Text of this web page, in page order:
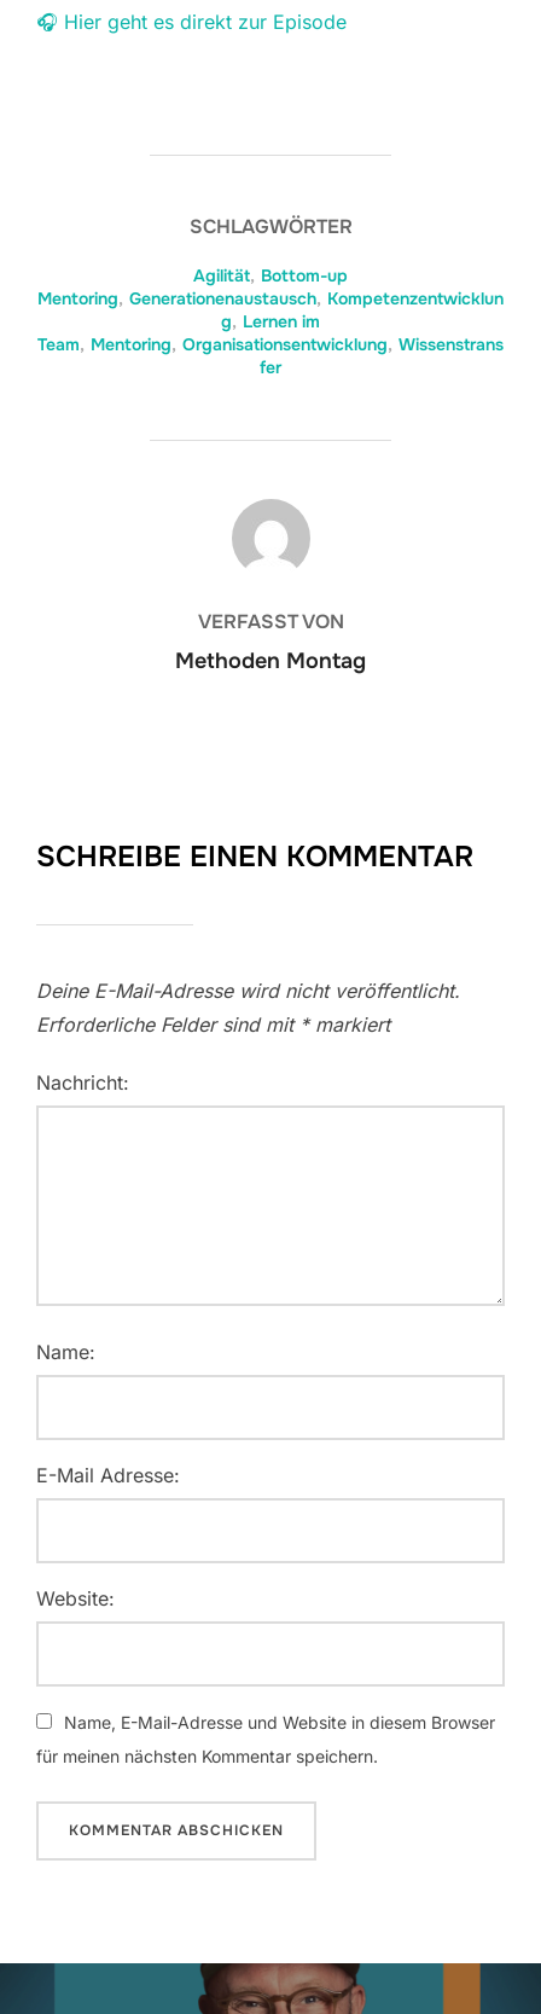
🎧 Hier geht es direkt zur Episode
SCHLAGWÖRTER
Agilität, Bottom-up
Mentoring, Generationenaustausch, Kompetenzentwicklun
g, Lernen im
Team, Mentoring, Organisationsentwicklung, Wissenstrans
fer
BEITRAGSAUTOR
VERFASST VON
Methoden Montag
SCHREIBE EINEN KOMMENTAR
Deine E-Mail-Adresse wird nicht veröffentlicht.
Erforderliche Felder sind mit *markiert
Nachricht:
Name:
E-Mail Adresse:
Website:
Name, E-Mail-Adresse und Website in diesem Browser
für meinen nächsten Kommentar speichern.
Beitragsnavigation